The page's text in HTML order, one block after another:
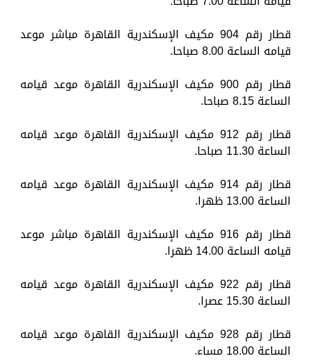
قطار رقم 904 مكيف الإسكندرية القاهرة مباشر موعد
قيامه الساعة 8.00 صباحا.
قطار رقم 900 مكيف الإسكندرية القاهرة موعد قيامه
الساعة 8.15 صباحا.
قطار رقم 912 مكيف الإسكندرية القاهرة موعد قيامه
الساعة 11.30 صباحا.
قطار رقم 914 مكيف الإسكندرية القاهرة موعد قيامه
الساعة 13.00 ظهرا.
قطار رقم 916 مكيف الإسكندرية القاهرة مباشر موعد
قيامه الساعة 14.00 ظهرا.
قطار رقم 922 مكيف الإسكندرية القاهرة موعد قيامه
الساعة 15.30 عصرا.
قطار رقم 928 مكيف الإسكندرية القاهرة موعد قيامه
الساعة 18.00 مساء.